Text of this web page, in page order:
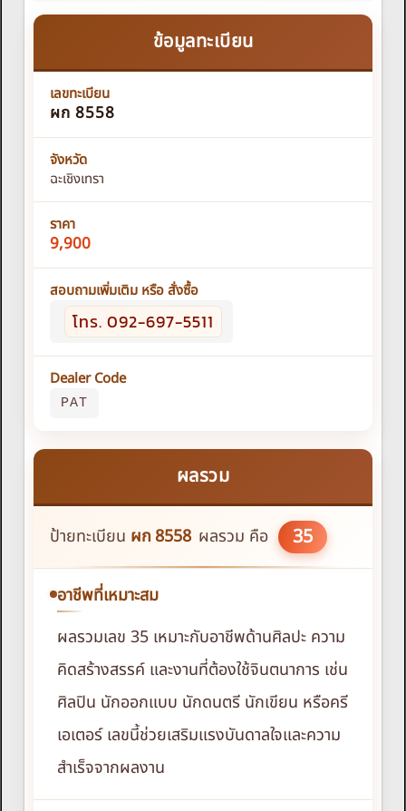
ข้อมูลทะเบียน
เลขทะเบียน
ผก 8558
จังหวัด
ฉะเชิงเทรา
ราคา
9,900
สอบถามเพิ่มเติม หรือ สั่งซื้อ
โทร. 092-697-5511
Dealer Code
PAT
ผลรวม
ป้ายทะเบียน ผก 8558 ผลรวม คือ 35
อาชีพที่เหมาะสม
ผลรวมเลข 35 เหมาะกับอาชีพด้านศิลปะ ความ
คิดสร้างสรรค์ และงานที่ต้องใช้จินตนาการ เช่น
ศิลปิน นักออกแบบ นักดนตรี นักเขียน หรือครี
เอเตอร์ เลขนี้ช่วยเสริมแรงบันดาลใจและความ
สำเร็จจากผลงาน